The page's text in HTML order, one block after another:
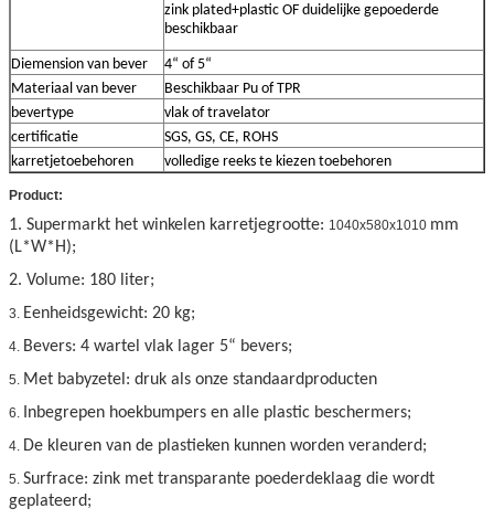
zink plated+plastic OF duidelijke gepoederde
beschikbaar
Diemension van bever
4“ of 5“
Materiaal van bever
Beschikbaar Pu of TPR
bevertype
vlak of travelator
certificatie
SGS, GS, CE, ROHS
karretjetoebehoren
volledige reeks te kiezen toebehoren
Product:
1. Supermarkt het winkelen karretjegrootte: 1040x580x1010 mm
(L*W*H);
2. Volume: 180 liter;
3. Eenheidsgewicht: 20 kg;
4. Bevers: 4 wartel vlak lager 5“ bevers;
5. Met babyzetel: druk als onze standaardproducten
6. Inbegrepen hoekbumpers en alle plastic beschermers;
4. De kleuren van de plastieken kunnen worden veranderd;
5. Surfrace: zink met transparante poederdeklaag die wordt
geplateerd;